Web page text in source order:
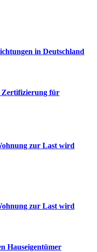
in Deutschland
Zertifizierung für
zur Last wird
zur Last wird
Hauseigentümer